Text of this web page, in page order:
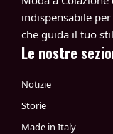
indispensabile
che guida il tuo
Le nostre
Notizie
Storie
Made in Italy